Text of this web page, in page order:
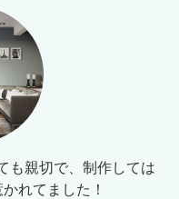
も親切で、制作しては
れてました！